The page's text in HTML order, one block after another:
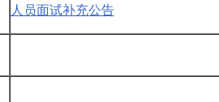
人员面试补充公告